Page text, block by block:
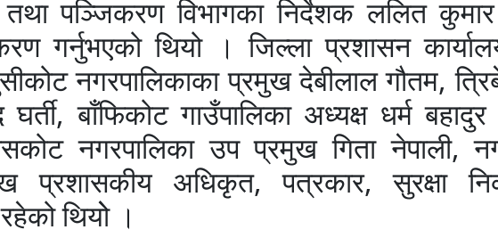
तथा पञ्जिकरण विभागका निर्देशक ललित
गर्नुभएको थियो । जिल्ला प्रशासन
नगरपालिकाका प्रमुख देबीलाल गौतम,
बाँफिकोट गाउँपालिका अध्यक्ष धर्म
नगरपालिका उप प्रमुख गिता नेपाली,
प्रशासकीय अधिकृत, पत्रकार, सुरक्षा
थियोे ।